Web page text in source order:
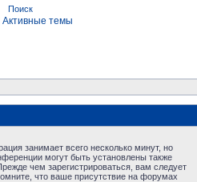
Поиск
Активные темы
занимает всего несколько минут, но
могут быть установлены также
чем зарегистрироваться, вам следует
что ваше присутствие на форумах